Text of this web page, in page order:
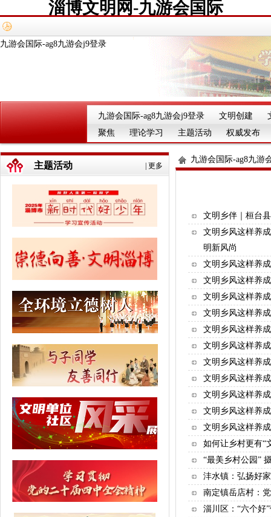
淄博文明网-九游会国际
九游会国际-ag8九游会j9登录
九游会国际-ag8九游会j9登录 文明创建
聚焦
理论学习 主题活动 权威发布
更多
主题活动
九游会国际-ag8九游
文明乡伴｜桓台
文明乡风这样养
明新风尚
文明乡风这样养
文明乡风这样养
文明乡风这样养
文明乡风这样养
文明乡风这样养
文明乡风这样养
文明乡风这样养
文明乡风这样养
文明乡风这样养
文明乡风这样养
文明乡风这样养
如何让乡村更有“
“最美乡村公园”
沣水镇：弘扬好
南定镇岳店村：
淄川区：“六个好